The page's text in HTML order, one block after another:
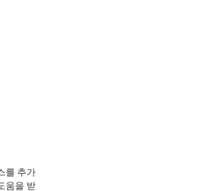
필드에 대한 관리자 접근 권한 부여
다. 이러한 필드는 정상적인 조건에서 관
니다. 마이그레이션을 지원하기 위해 관
임시 권한을 사용할 수 있습니다.
문제 해결
사용하여 구매자 프로필 동기화 문제를
를 추가
움을 받